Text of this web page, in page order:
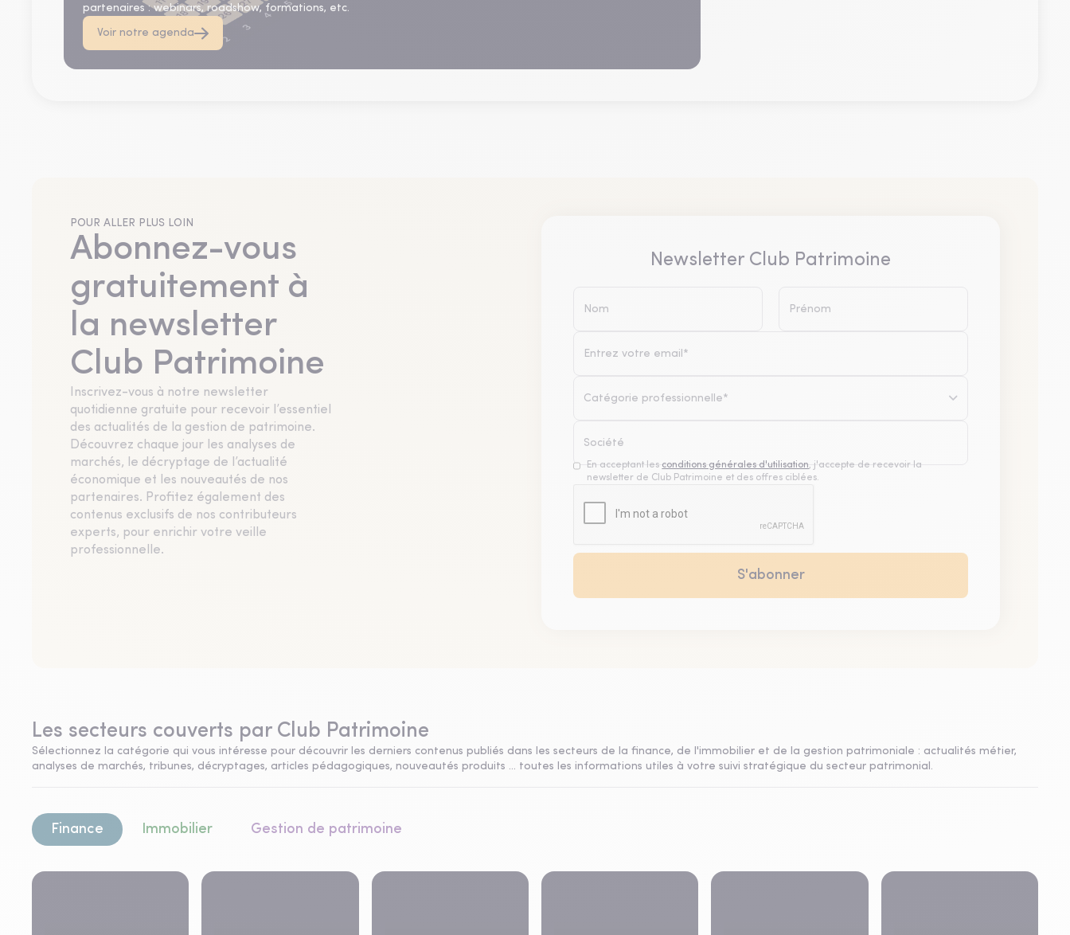
partenaires : webinars, roadshow, formations, etc.
Voir notre agenda
POUR ALLER PLUS LOIN
Abonnez-vous
gratuitement à
la newsletter
Club Patrimoine
Inscrivez-vous à notre newsletter
quotidienne gratuite pour recevoir l’essentiel
des actualités de la gestion de patrimoine.
Découvrez chaque jour les analyses de
marchés, le décryptage de l’actualité
économique et les nouveautés de nos
partenaires. Profitez également des
contenus exclusifs de nos contributeurs
experts, pour enrichir votre veille
professionnelle.
Newsletter Club Patrimoine
Catégorie professionnelle*
En acceptant les conditions générales d'utilisation, j'accepte de recevoir la
newsletter de Club Patrimoine et des offres ciblées.
Les secteurs couverts par Club Patrimoine
Sélectionnez la catégorie qui vous intéresse pour découvrir les derniers contenus publiés dans les secteurs de la finance, de l'immobilier et de la gestion patrimoniale : actualités métier,
analyses de marchés, tribunes, décryptages, articles pédagogiques, nouveautés produits ... toutes les informations utiles à votre suivi stratégique du secteur patrimonial.
Finance Immobilier Gestion de patrimoine